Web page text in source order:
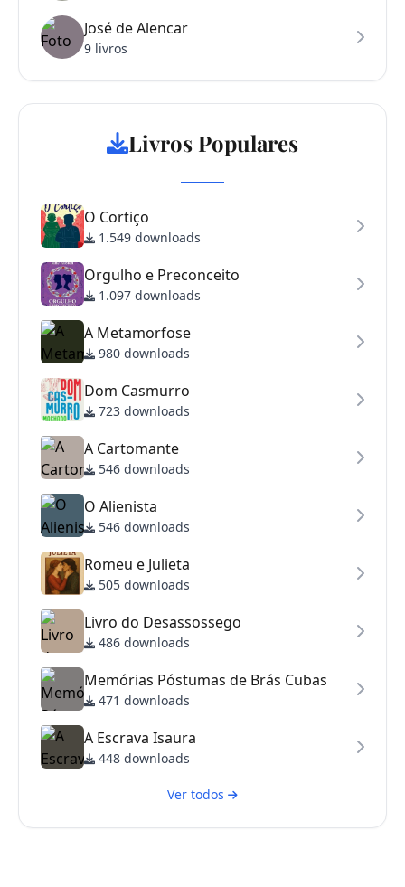
José de Alencar
9 livros
Livros Populares
O Cortiço
1.549 downloads
Orgulho e Preconceito
1.097 downloads
A Metamorfose
980 downloads
Dom Casmurro
723 downloads
A Cartomante
546 downloads
O Alienista
546 downloads
Romeu e Julieta
505 downloads
Livro do Desassossego
486 downloads
Memórias Póstumas de Brás Cubas
471 downloads
A Escrava Isaura
448 downloads
Ver todos